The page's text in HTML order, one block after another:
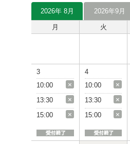
2026年 8月 2026年9月
月 火
3
10:00
13:30
15:00
4
10:00
13:30
15:00